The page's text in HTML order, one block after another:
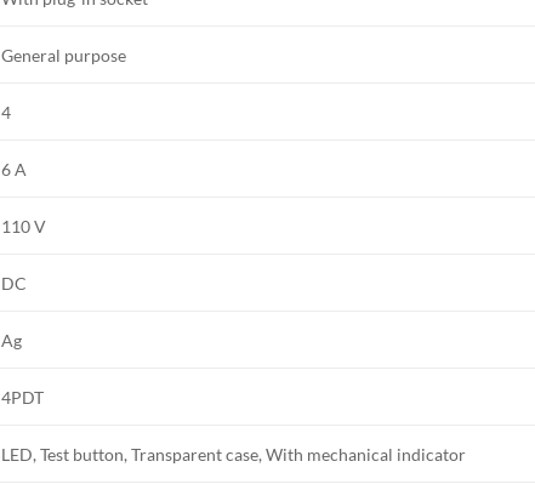
General purpose
4
6 A
110 V
DC
Ag
4PDT
LED, Test button, Transparent case, With mechanical indicator